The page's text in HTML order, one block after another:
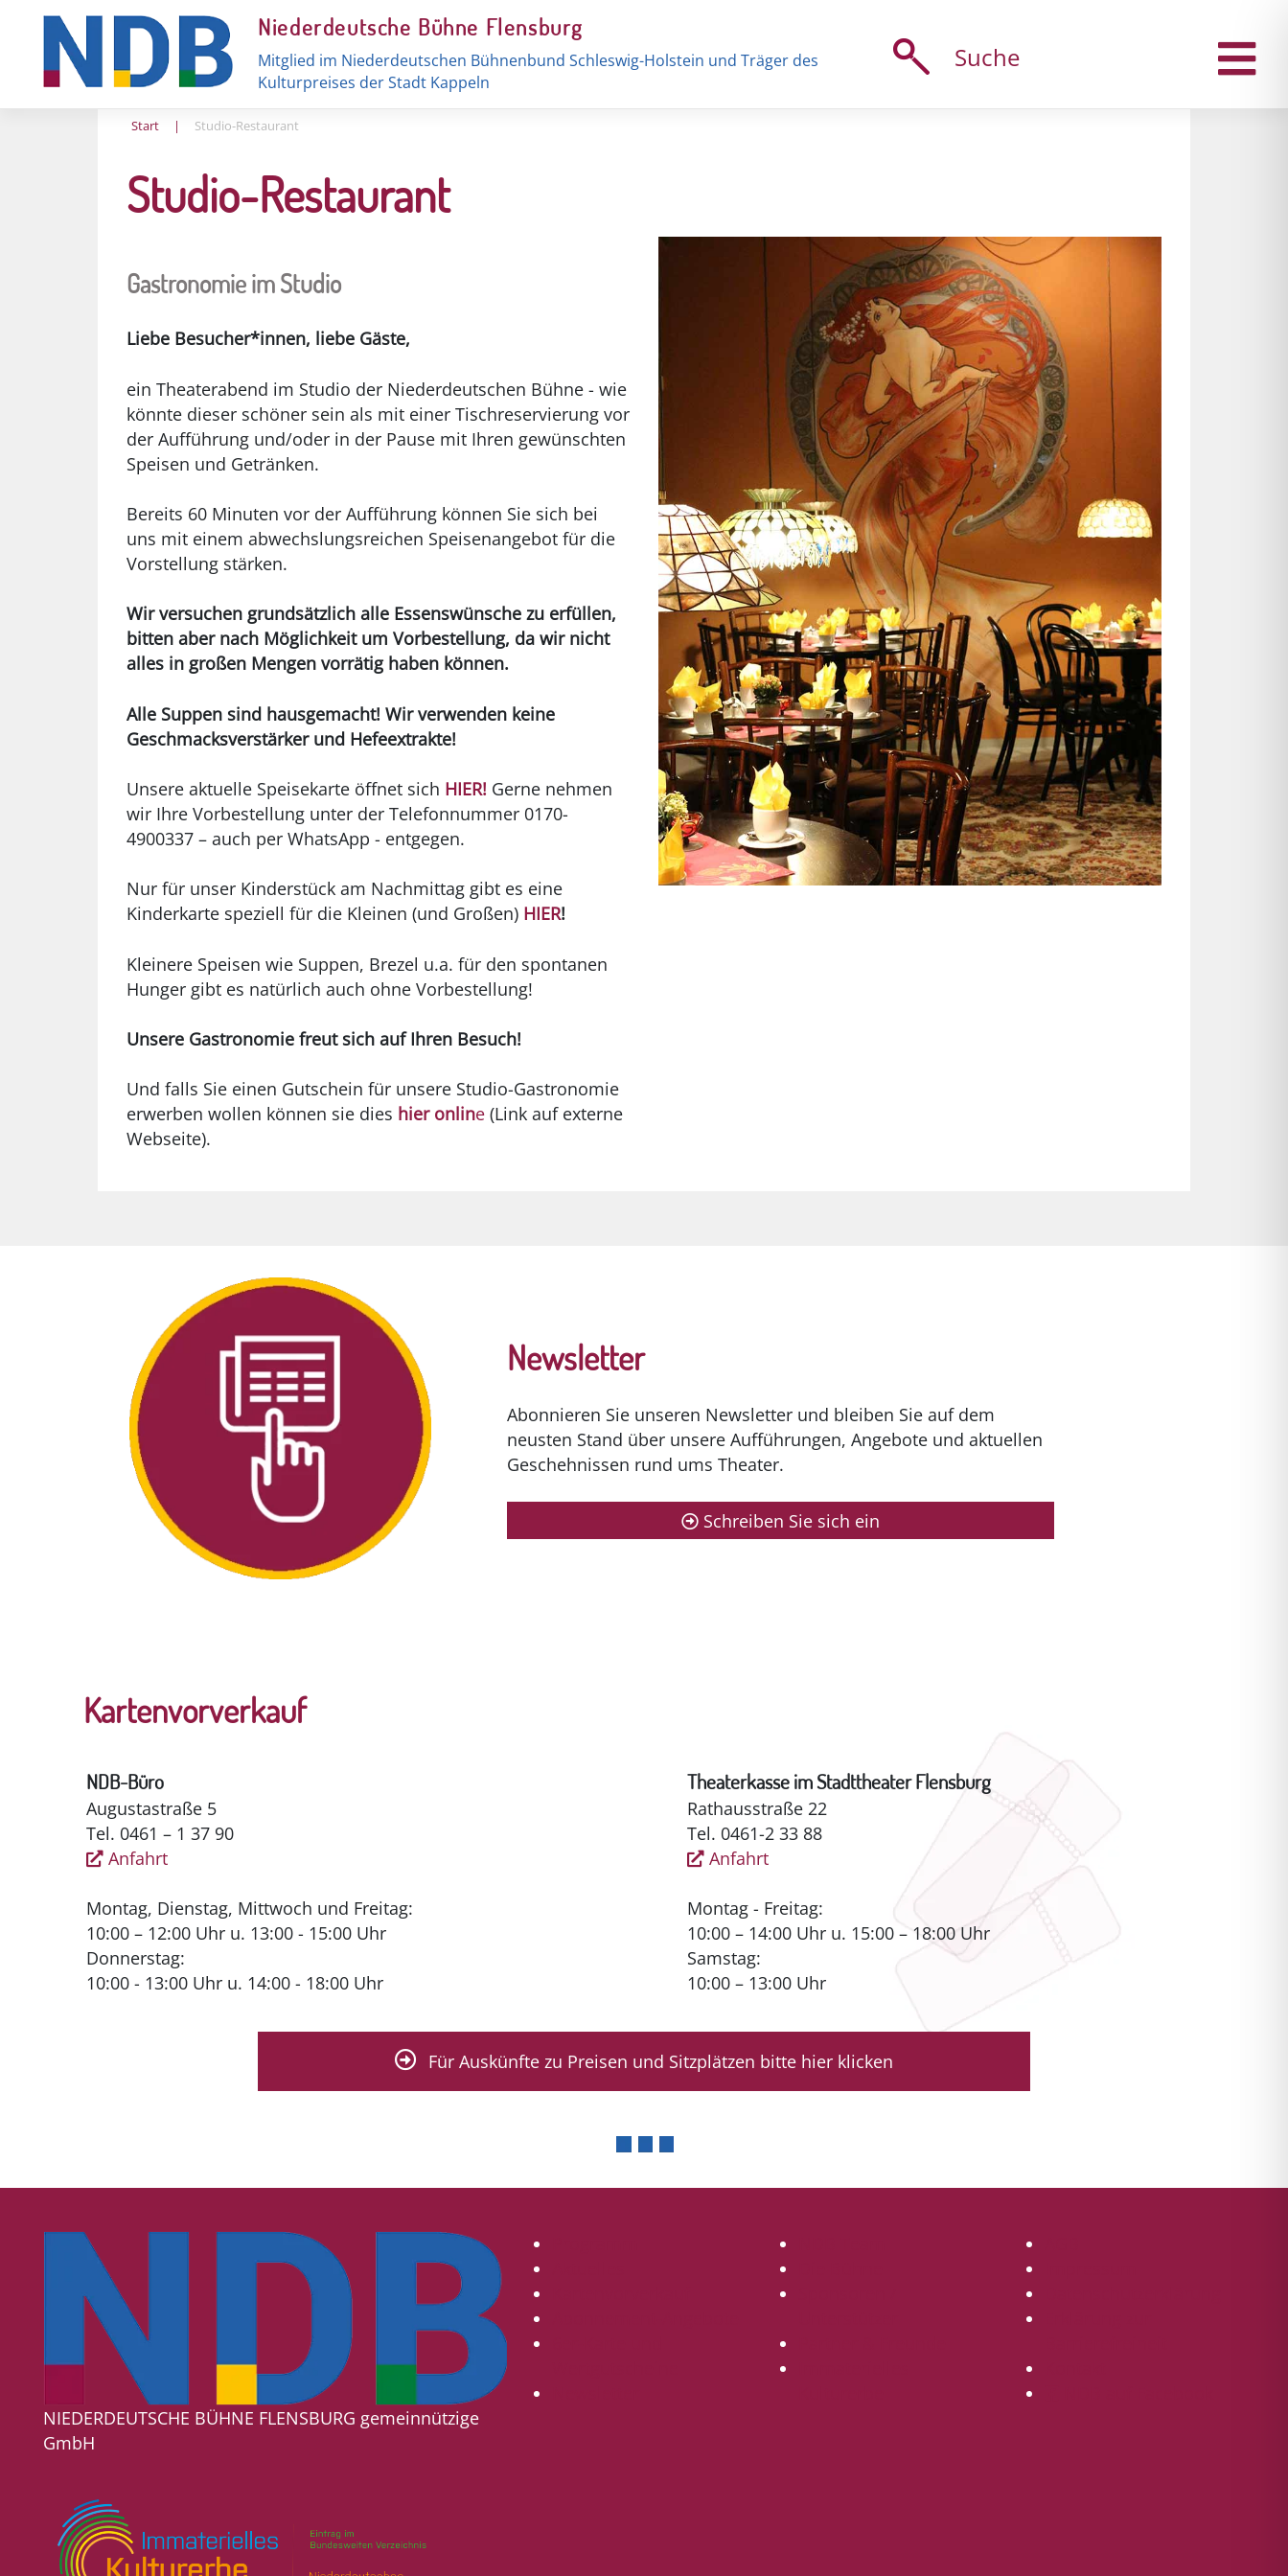
Niederdeutsche Bühne Flensburg
Mitglied im Niederdeutschen Bühnenbund Schleswig-Holstein und Träger des
Kulturpreises der Stadt Kappeln
Suche
Start | Studio-Restaurant
Studio-Restaurant
Gastronomie im Studio
Liebe Besucher*innen, liebe Gäste,
ein Theaterabend im Studio der Niederdeutschen Bühne - wie
könnte dieser schöner sein als mit einer Tischreservierung vor
der Aufführung und/oder in der Pause mit Ihren gewünschten
Speisen und Getränken.
Bereits 60 Minuten vor der Aufführung können Sie sich bei
uns mit einem abwechslungsreichen Speisenangebot für die
Vorstellung stärken.
Wir versuchen grundsätzlich alle Essenswünsche zu erfüllen,
bitten aber nach Möglichkeit um Vorbestellung, da wir nicht
alles in großen Mengen vorrätig haben können.
Alle Suppen sind hausgemacht! Wir verwenden keine
Geschmacksverstärker und Hefeextrakte!
Unsere aktuelle Speisekarte öffnet sich HIER! Gerne nehmen
wir Ihre Vorbestellung unter der Telefonnummer 0170-
4900337 – auch per WhatsApp - entgegen.
Nur für unser Kinderstück am Nachmittag gibt es eine
Kinderkarte speziell für die Kleinen (und Großen) HIER!
Kleinere Speisen wie Suppen, Brezel u.a. für den spontanen
Hunger gibt es natürlich auch ohne Vorbestellung!
Unsere Gastronomie freut sich auf Ihren Besuch!
Und falls Sie einen Gutschein für unsere Studio-Gastronomie
erwerben wollen können sie dies hier online (Link auf externe
Webseite).
Newsletter
Abonnieren Sie unseren Newsletter und bleiben Sie auf dem
neusten Stand über unsere Aufführungen, Angebote und aktuellen
Geschehnissen rund ums Theater.
Schreiben Sie sich ein
Kartenvorverkauf
NDB-Büro
Augustastraße 5
Tel. 0461 – 1 37 90
Anfahrt
Montag, Dienstag, Mittwoch und Freitag:
10:00 – 12:00 Uhr u. 13:00 - 15:00 Uhr
Donnerstag:
10:00 - 13:00 Uhr u. 14:00 - 18:00 Uhr
Theaterkasse im Stadttheater Flensburg
Rathausstraße 22
Tel. 0461-2 33 88
Anfahrt
Montag - Freitag:
10:00 – 14:00 Uhr u. 15:00 – 18:00 Uhr
Samstag:
10:00 – 13:00 Uhr
Für Auskünfte zu Preisen und Sitzplätzen bitte hier klicken
NIEDERDEUTSCHE BÜHNE FLENSBURG gemeinnützige
GmbH